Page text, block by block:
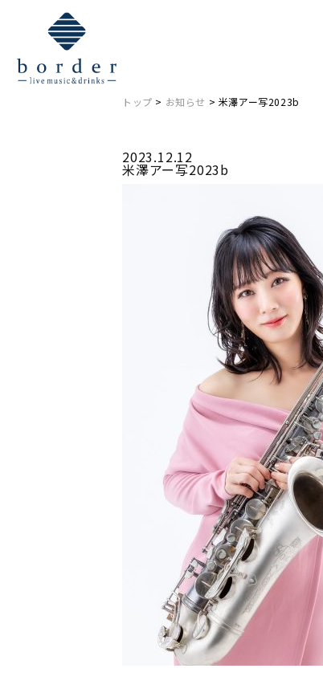
トップ > お知らせ > 米澤アー写2023b
2023.12.12
米澤アー写2023b